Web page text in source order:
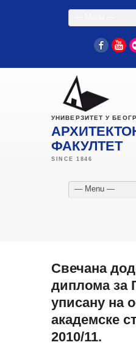
УНИВЕРЗИТЕТ У
ФАКУЛТЕТ
— Menu —
Свечана
диплома за
уписану на
академске
2010/11.